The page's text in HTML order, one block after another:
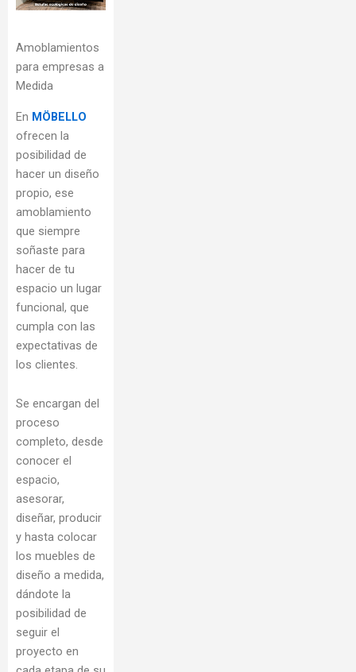
Amoblamientos
para empresas a
Medida
En MÖBELLO
ofrecen la
posibilidad de
hacer un diseño
propio, ese
amoblamiento
que siempre
soñaste para
hacer de tu
espacio un lugar
funcional, que
cumpla con las
expectativas de
los clientes.
Se encargan del
proceso
completo, desde
conocer el
espacio,
asesorar,
diseñar, producir
y hasta colocar
los muebles de
diseño a medida,
dándote la
posibilidad de
seguir el
proyecto en